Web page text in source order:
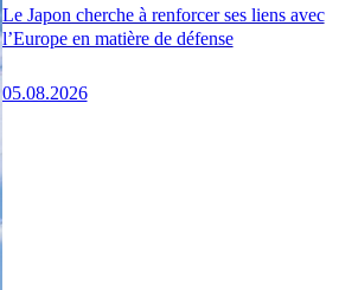
Le Japon cherche à renforcer ses liens avec
l’Europe en matière de défense
05.08.2026